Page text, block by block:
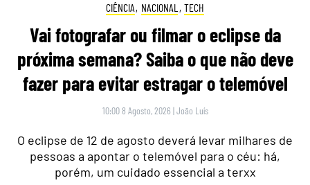
CIÊNCIA, NACIONAL , TECH
Vai fotografar ou filmar o eclipse da
próxima semana? Saiba o que não deve
fazer para evitar estragar o telemóvel
10:00 8 Agosto, 2026 |João Luís
O eclipse de 12 de agosto deverá levar milhares de
pessoas a apontar o telemóvel para o céu: há,
porém, um cuidado essencial a terxx